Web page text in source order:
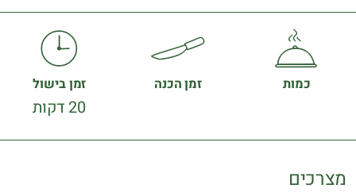
כמות זמן הכנה זמן בישול
20 דקות
מצרכים